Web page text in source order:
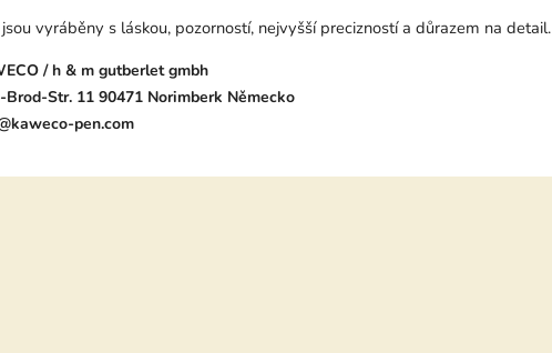
vyráběny s láskou, pozorností, nejvyšší precizností a důrazem na detail.
/ h & m gutberlet gmbh
Brod-Str. 11 90471 Norimberk Německo
pen.com